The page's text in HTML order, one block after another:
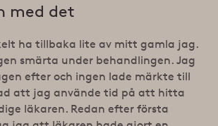
med det
ha tillbaka lite av mitt gamla jag.
smärta under behandlingen. Jag
efter och ingen lade märkte till
att jag använde tid på att hitta
läkaren. Redan efter första